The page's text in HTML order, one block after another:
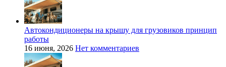
Автокондиционеры на крышу для грузовиков принцип
работы
16 июня, 2026 Нет комментариев